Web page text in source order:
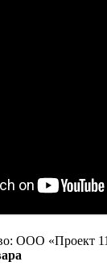
ООО «Проект